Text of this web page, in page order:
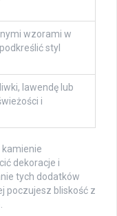
wzorami w
styl
lawendę lub
i
kamienie
dekoracje i
tych dodatków
poczujesz bliskość z